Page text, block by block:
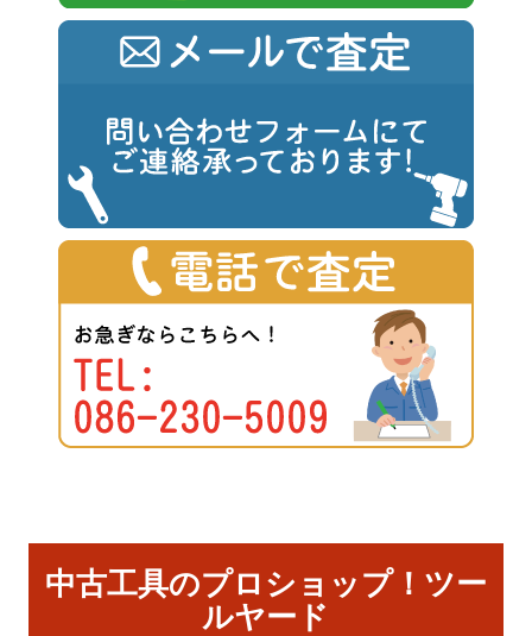
中古工具のプロショップ！ツー
ルヤード